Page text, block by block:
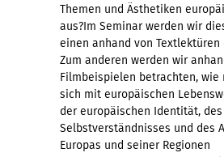
Themen und Ästhetiken
aus?Im Seminar werden wir
einen anhand von
Zum anderen werden wir
Filmbeispielen betrachten, wie
sich mit europäischen
der europäischen Identität, des
Selbstverständnisses und des
Europas und seiner Regionen